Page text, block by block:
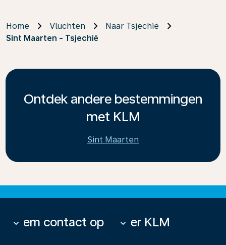
Home Vluchten
Naar Tsjechië
Sint Maarten - Tsjechië
Ontdek andere bestemmingen
met KLM
Sint Maarten
Neem contact op
keyboard_arrow_down Over KLM
keyboard_arrow_down